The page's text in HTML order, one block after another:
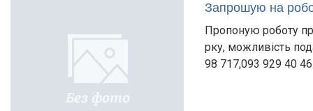
Запрошую на
Пропоную роботу
рку, можливість
98 717,093 929 40 46